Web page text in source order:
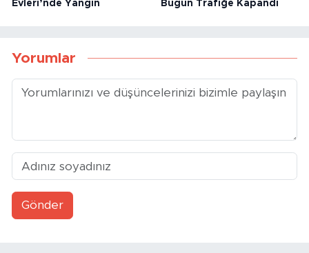
Evleri’nde Yangın
Bugün Trafiğe Kapandı
Yorumlar
Gönder